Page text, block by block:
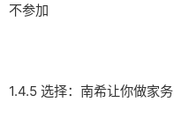
不参加
1.4.5 选择：南希让你做家务